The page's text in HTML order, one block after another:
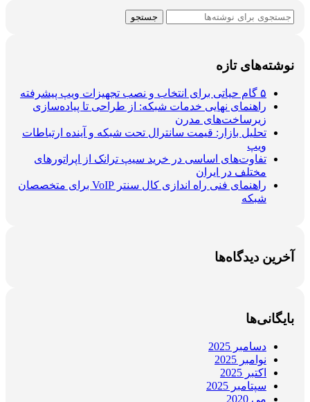
جستجو
نوشته‌های تازه
۵ گام حیاتی برای انتخاب و نصب تجهیزات ویپ پیشرفته
راهنمای نهایی خدمات شبکه: از طراحی تا پیاده‌سازی
زیرساخت‌های مدرن
تحلیل بازار: قیمت سانترال تحت شبکه و آینده ارتباطات
ویپ
تفاوت‌های اساسی در خرید سیپ ترانک از اپراتورهای
مختلف در ایران
راهنمای فنی راه اندازی کال سنتر VoIP برای متخصصان
شبکه
آخرین دیدگاه‌ها
بایگانی‌ها
دسامبر 2025
نوامبر 2025
اکتبر 2025
سپتامبر 2025
می 2020